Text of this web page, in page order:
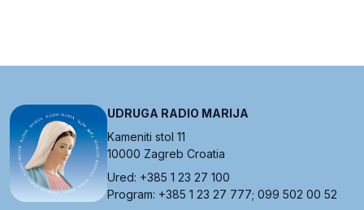
UDRUGA RADIO MARIJA
Kameniti stol 11
10000 Zagreb Croatia
Ured: +385 1 23 27 100
Program: +385 1 23 27 777; 099 502 00 52